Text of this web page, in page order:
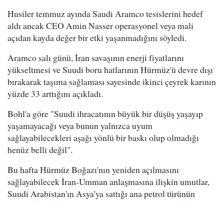
Husiler temmuz ayında Saudi Aramco tesislerini hedef
aldı ancak CEO Amin Nasser operasyonel veya mali
açıdan kayda değer bir etki yaşanmadığını söyledi.
Aramco salı günü, İran savaşının enerji fiyatlarını
yükseltmesi ve Suudi boru hatlarının Hürmüz'ü devre dışı
bırakarak taşıma sağlaması sayesinde ikinci çeyrek karının
yüzde 33 arttığını açıkladı.
Bohl'a göre "Suudi ihracatının büyük bir düşüş yaşayıp
yaşamayacağı veya bunun yalnızca uyum
sağlayabilecekleri aşağı yönlü bir baskı olup olmadığı
henüz belli değil".
Bu hafta Hürmüz Boğazı'nın yeniden açılmasını
sağlayabilecek İran-Umman anlaşmasına ilişkin umutlar,
Suudi Arabistan'ın Asya'ya sattığı ana petrol türünün